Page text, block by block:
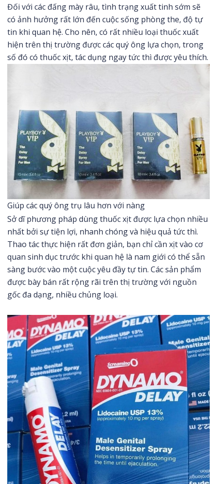
Đối với các đấng mày râu, tình trạng xuất tinh sớm sẽ
có ảnh hưởng rất lớn đến cuộc sống phòng the, độ tự
tin khi quan hệ. Cho nên, có rất nhiều loại thuốc xuất
hiện trên thị trường được các quý ông lựa chọn, trong
số đó có thuốc xịt, tác dụng ngay tức thì được yêu thích.
Giúp các quý ông trụ lâu hơn với nàng
Sở dĩ phương pháp dùng thuốc xịt được lựa chọn nhiều
nhất bởi sự tiện lợi, nhanh chóng và hiệu quả tức thì.
Thao tác thực hiện rất đơn giản, bạn chỉ cần xịt vào cơ
quan sinh dục trước khi quan hệ là nam giới có thể sẵn
sàng bước vào một cuộc yêu đầy tự tin. Các sản phẩm
được bày bán rất rộng rãi trên thị trường với nguồn
gốc đa dạng, nhiều chủng loại.